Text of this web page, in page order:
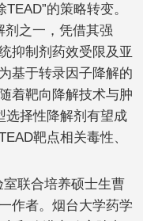
的策略转变。
剂之一，凭借其强
抑制剂药效受限及亚
基于转录因子降解的
着靶向降解技术与肿
选择性降解剂有望成
靶点相关毒性、
联合培养硕士生曹
作者。烟台大学药学